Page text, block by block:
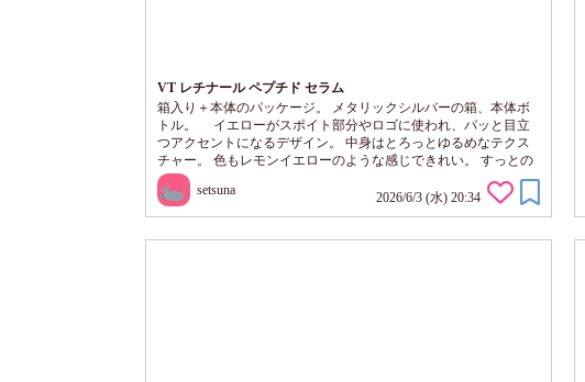
VT レチナール ペプチド セラム
箱入り＋本体のパッケージ。 メタリックシルバーの箱、本体ボ
トル。 イエローがスポイト部分やロゴに使われ、パッと目立
つアクセントになるデザイン。 中身はとろっとゆるめなテクス
チャー。 色もレモンイエローのような感じできれい。 すっとの
びがよく、しっとりとするような使い心地。 べたべたせず、顔
全体へ塗布しやすい。 目元やTゾーンは、あとから少し重ねづけ
するのがお気に入りな使い方です。
setsuna 2026/6/3 (水) 20:34